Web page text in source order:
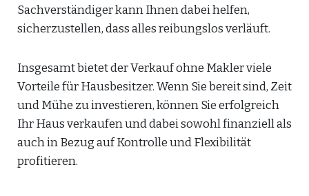
Sachverständiger kann Ihnen dabei helfen,
sicherzustellen, dass alles reibungslos verläuft.
Insgesamt bietet der Verkauf ohne Makler viele
Vorteile für Hausbesitzer. Wenn Sie bereit sind, Zeit
und Mühe zu investieren, können Sie erfolgreich
Ihr Haus verkaufen und dabei sowohl finanziell als
auch in Bezug auf Kontrolle und Flexibilität
profitieren.